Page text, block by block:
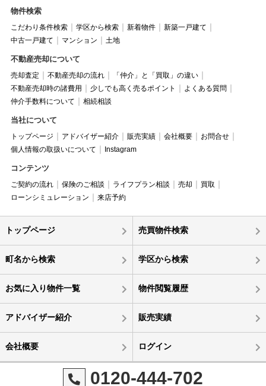
物件検索
こだわり条件検索 学区から検索 新着物件
新築一戸建て
中古一戸建て
マンション 土地
不動産売却について
売却査定 不動産売却の流れ
「仲介」と「買取」の違い
不動産売却時の諸費用
少しでも高く売るポイント
よくある質問
仲介手数料について
相続相談
当社について
トップページ アドバイザー紹介 販売実績 会社概要
お問合せ
個人情報の取扱いについて
Instagram
コンテンツ
ご契約の流れ 保険のご相談 ライフプラン相談 売却
買取
ローンシミュレーション
来店予約
トップページ 売買物件検索
町名から検索 学区から検索
お気に入り物件一覧 物件閲覧履歴
アドバイザー紹介 販売実績
会社概要 ログイン
0120-444-702